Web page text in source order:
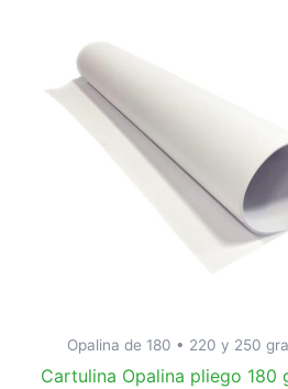
Opalina de 180 • 220 y 250
Cartulina Opalina pliego 180